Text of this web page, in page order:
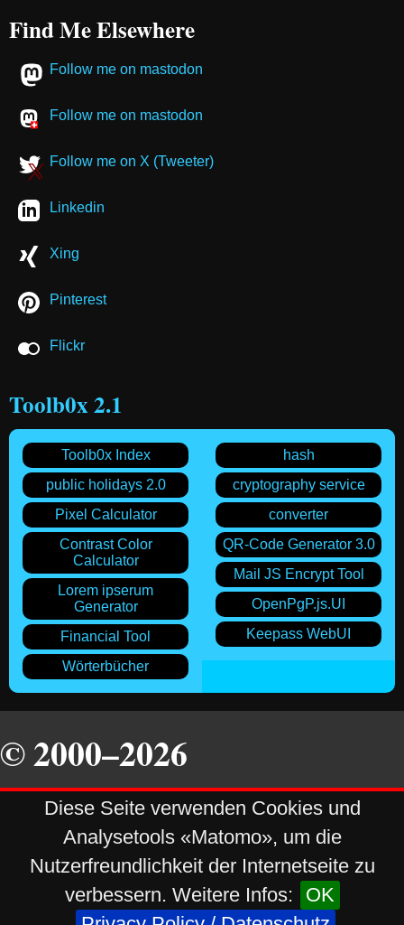
Diese Seite verwenden Cookies und
Analysetools «Matomo», um die
Nutzerfreundlichkeit der Internetseite zu
verbessern. Weitere Infos:
OK
Find Me Elsewhere
Follow me on mastodon
Follow me on mastodon
Follow me on X (Tweeter)
Linkedin
Xing
Pinterest
Flickr
Toolb0x 2.1
hash
cryptography service
converter
QR-Code Generator 3.0
Mail JS Encrypt Tool
OpenPgP.js.UI
Keepass WebUI
Toolb0x Index
public holidays 2.0
Pixel Calculator
Contrast Color
Calculator
Lorem ipserum
Generator
Financial Tool
Wörterbücher
© 2000–2026
Daniel Stastka All Rights Reserved
stastka.ch Impressum
Powerd bykomorebiCMSv5.0.1